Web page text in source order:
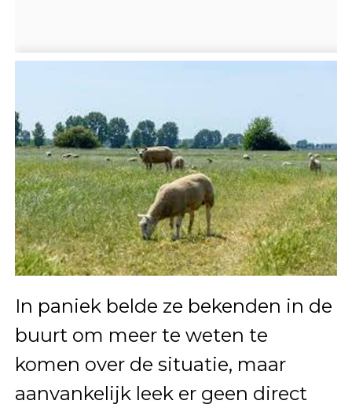
In paniek belde ze bekenden in de
buurt om meer te weten te
komen over de situatie, maar
aanvankelijk leek er geen direct